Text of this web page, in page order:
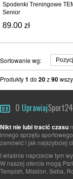
Spodenki Treningowe
Senior
89.00 zł
Sortowanie wg:
Produkty1 do 20z90
O UprawiajSport24
Nikt nie lubi tracić czasu
innego sprzętu
zamówić i jak najszybciej
I właśnie naprzeciw tym
W naszej ofercie mogą
Tempish, Mission, Seba,